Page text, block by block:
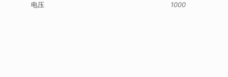
电压 1000